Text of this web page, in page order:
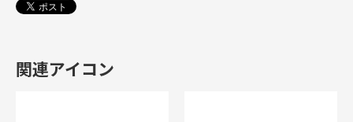
関連アイコン